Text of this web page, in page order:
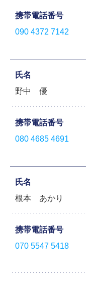
携帯電話番号
090 4372 7142
氏名
野中 優
携帯電話番号
080 4685 4691
氏名
根本 あかり
携帯電話番号
070 5547 5418